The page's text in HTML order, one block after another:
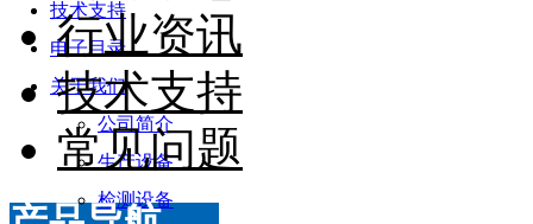
技术支持
电子目录
关于我们
公司简介
生产设备
检测设备
行业资讯
技术支持
常见问题